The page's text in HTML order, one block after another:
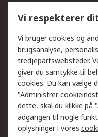
DesignSpark
Dit lokale salgsteam
Support
Få hjælp
Levering
Fakturakopi
Fordele med Mit RS
Vi respekterer
Vi bruger cookies og
brugsanalyse,
tredjepartswebsteder.
giver du samtykke til
cookies. Du kan vælge
"Administrer
dette, skal du klikke på
adgangen til nogle
oplysninger i vores